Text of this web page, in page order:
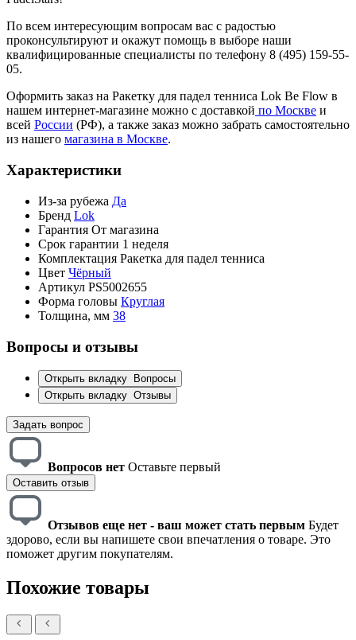
По всем интересующим вопросам вас с радостью
проконсультируют и окажут помощь в выборе наши
квалифицированные специалисты по телефону 8 (495) 159-55-
05.
Оформить заказ на Ракетку для падел тенниса Lok Be Flow в
нашем интернет-магазине можно с доставкой по Москве и
всей России (РФ), а также заказ можно забрать самостоятельно
из нашего магазина в Москве.
Характеристики
Из-за рубежа Да
Бренд Lok
Гарантия От магазина
Срок гарантии 1 неделя
Комплектация Ракетка для падел тенниса
Цвет Чёрный
Артикул PS5002655
Форма головы Круглая
Толщина, мм 38
Вопросы и отзывы
Открыть вкладку
Вопросы
Открыть вкладку Отзывы
Задать вопрос
Вопросов нет Оставьте первый
Оставить отзыв
Отзывов еще нет - ваш может стать первым Будет
здорово, если вы напишете свои впечатления о товаре. Это
поможет другим покупателям.
Похожие товары